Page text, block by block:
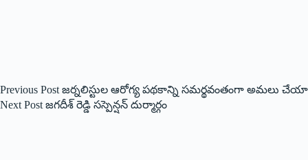
Previous Post జర్నలిస్టుల ఆరోగ్య పథకాన్ని సమర్థవంతంగా అమలు
Next Post జగదీశ్ రెడ్డి సస్పెన్షన్ దుర్మార్గం